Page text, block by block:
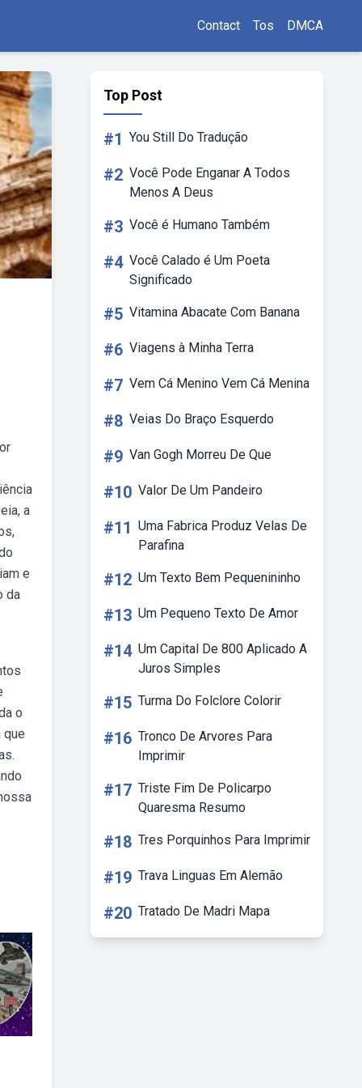
Contact Tos DMCA
a
e
da
o
que
Top Post
#1 You Still Do Tradução
#2 Você Pode Enganar A Todos
Menos A Deus
#3 Você é Humano Também
#4 Você Calado é Um Poeta
Significado
#5 Vitamina Abacate Com Banana
#6 Viagens à Minha Terra
#7 Vem Cá Menino Vem Cá Menina
#8 Veias Do Braço Esquerdo
#9 Van Gogh Morreu De Que
#10 Valor De Um Pandeiro
#11 Uma Fabrica Produz Velas De
Parafina
#12 Um Texto Bem Pequenininho
#13 Um Pequeno Texto De Amor
#14 Um Capital De 800 Aplicado A
Juros Simples
#15 Turma Do Folclore Colorir
#16 Tronco De Arvores Para
Imprimir
#17 Triste Fim De Policarpo
Quaresma Resumo
#18 Tres Porquinhos Para Imprimir
#19 Trava Linguas Em Alemão
#20 Tratado De Madri Mapa